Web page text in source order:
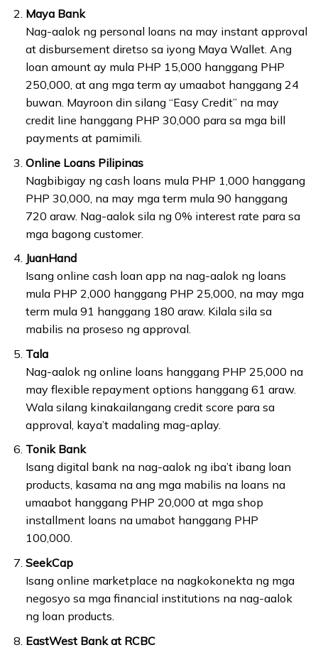
Maya Bank
Nag-aalok ng personal loans na may instant approval
at disbursement diretso sa iyong Maya Wallet. Ang
loan amount ay mula PHP 15,000 hanggang PHP
250,000, at ang mga term ay umaabot hanggang 24
buwan. Mayroon din silang “Easy Credit” na may
credit line hanggang PHP 30,000 para sa mga bill
payments at pamimili.
Online Loans Pilipinas
Nagbibigay ng cash loans mula PHP 1,000 hanggang
PHP 30,000, na may mga term mula 90 hanggang
720 araw. Nag-aalok sila ng 0% interest rate para sa
mga bagong customer.
JuanHand
Isang online cash loan app na nag-aalok ng loans
mula PHP 2,000 hanggang PHP 25,000, na may mga
term mula 91 hanggang 180 araw. Kilala sila sa
mabilis na proseso ng approval.
Tala
Nag-aalok ng online loans hanggang PHP 25,000 na
may flexible repayment options hanggang 61 araw.
Wala silang kinakailangang credit score para sa
approval, kaya’t madaling mag-aplay.
Tonik Bank
Isang digital bank na nag-aalok ng iba’t ibang loan
products, kasama na ang mga mabilis na loans na
umaabot hanggang PHP 20,000 at mga shop
installment loans na umabot hanggang PHP
100,000.
SeekCap
Isang online marketplace na nagkokonekta ng mga
negosyo sa mga financial institutions na nag-aalok
ng loan products.
EastWest Bank at RCBC